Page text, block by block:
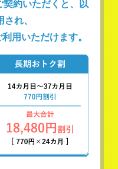
約いただくと、以
れ、
用いただけます。